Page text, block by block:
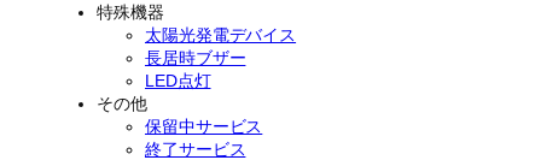
特殊機器
太陽光発電デバイス
長居時ブザー
LED点灯
その他
保留中サービス
終了サービス